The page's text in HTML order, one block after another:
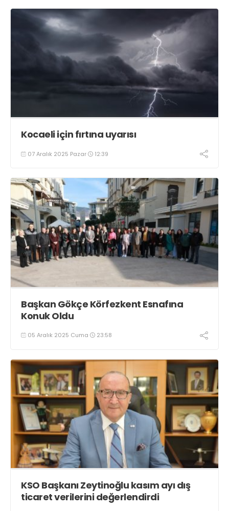
Kocaeli için fırtına uyarısı
07 Aralık 2025 Pazar 12:39
Başkan Gökçe Körfezkent Esnafına
Konuk Oldu
05 Aralık 2025 Cuma 23:58
KSO Başkanı Zeytinoğlu kasım ayı dış
ticaret verilerini değerlendirdi